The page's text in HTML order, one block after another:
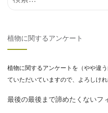
植物に関するアンケート
植物に関するアンケートを（やや違
ていただいていますので、よろしけ
最後の最後まで諦めたくないフ